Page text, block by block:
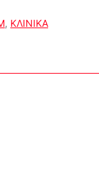
, ΚΛΙΝΙΚΑ